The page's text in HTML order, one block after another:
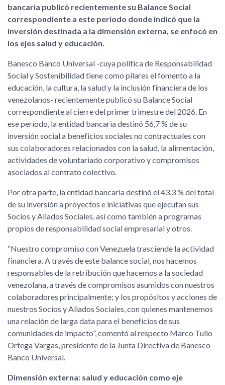
bancaria publicó recientemente su Balance Social
correspondiente a este período donde indicó que la
inversión destinada a la dimensión externa, se enfocó en
los ejes salud y educación.
Banesco Banco Universal -cuya política de Responsabilidad
Social y Sostenibilidad tiene como pilares el fomento a la
educación, la cultura, la salud y la inclusión financiera de los
venezolanos- recientemente publicó su Balance Social
correspondiente al cierre del primer trimestre del 2026. En
ese período, la entidad bancaria destinó 56,7 % de su
inversión social a beneficios sociales no contractuales con
sus colaboradores relacionados con la salud, la alimentación,
actividades de voluntariado corporativo y compromisos
asociados al contrato colectivo.
Por otra parte, la entidad bancaria destinó el 43,3 % del total
de su inversión a proyectos e iniciativas que ejecutan sus
Socios y Aliados Sociales, así como también a programas
propios de responsabilidad social empresarial y otros.
“Nuestro compromiso con Venezuela trasciende la actividad
financiera. A través de este balance social, nos hacemos
responsables de la retribución que hacemos a la sociedad
venezolana, a través de compromisos asumidos con nuestros
colaboradores principalmente; y los propósitos y acciones de
nuestros Socios y Aliados Sociales, con quienes mantenemos
una relación de larga data para el beneficios de sus
comunidades de impacto”, comentó al respecto Marco Tulio
Ortega Vargas, presidente de la Junta Directiva de Banesco
Banco Universal.
Dimensión externa: salud y educación como eje